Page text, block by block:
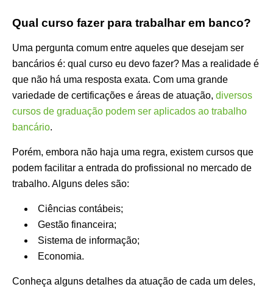
Qual curso fazer para trabalhar em banco?
Uma pergunta comum entre aqueles que desejam ser
bancários é: qual curso eu devo fazer? Mas a realidade é
que não há uma resposta exata. Com uma grande
variedade de certificações e áreas de atuação, diversos
cursos de graduação podem ser aplicados ao trabalho
bancário.
Porém, embora não haja uma regra, existem cursos que
podem facilitar a entrada do profissional no mercado de
trabalho. Alguns deles são:
Ciências contábeis;
Gestão financeira;
Sistema de informação;
Economia.
Conheça alguns detalhes da atuação de cada um deles,